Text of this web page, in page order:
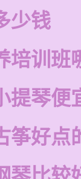
少钱
培训班
提琴便
筝好点